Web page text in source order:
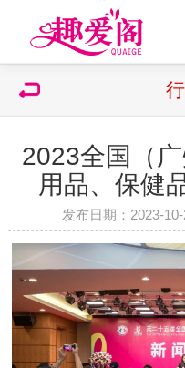
2023全国（
用品、保健
发布日期：2023-